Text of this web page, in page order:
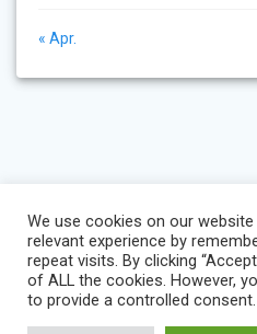
« Apr.
We use cookies on our
relevant experience by
repeat visits. By clicking
of ALL the cookies. However,
to provide a controlled consent.